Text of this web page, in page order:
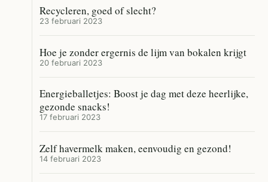
Recycleren, goed of slecht?
23 februari 2023
Hoe je zonder ergernis de lijm van bokalen krijgt
20 februari 2023
Energieballetjes: Boost je dag met deze heerlijke,
gezonde snacks!
17 februari 2023
Zelf havermelk maken, eenvoudig en gezond!
14 februari 2023